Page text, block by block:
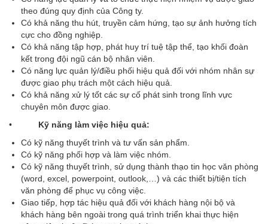
theo đúng quy định của Công ty.
Có khả năng thu hút, truyền cảm hứng, tạo sự ảnh hưởng tích
cực cho đồng nghiệp.
Có khả năng tập hợp, phát huy trí tuệ tập thể, tạo khối đoàn
kết trong đội ngũ cán bộ nhân viên.
Có năng lực quản lý/điều phối hiệu quả đối với nhóm nhân sự
được giao phụ trách một cách hiệu quả.
Có khả năng xử lý tốt các sự cố phát sinh trong lĩnh vực
chuyên môn được giao.
• Kỹ năng làm việc hiệu quả:
Có kỹ năng thuyết trình và tư vấn sản phẩm.
Có kỹ năng phối hợp và làm việc nhóm.
Có kỹ năng thuyết trình, sử dụng thành thạo tin học văn phòng
(word, excel, powerpoint, outlook,…) và các thiết bị/tiện tích
văn phòng để phục vụ công việc.
Giao tiếp, hợp tác hiệu quả đối với khách hàng nội bộ và
khách hàng bên ngoài trong quá trình triển khai thực hiện